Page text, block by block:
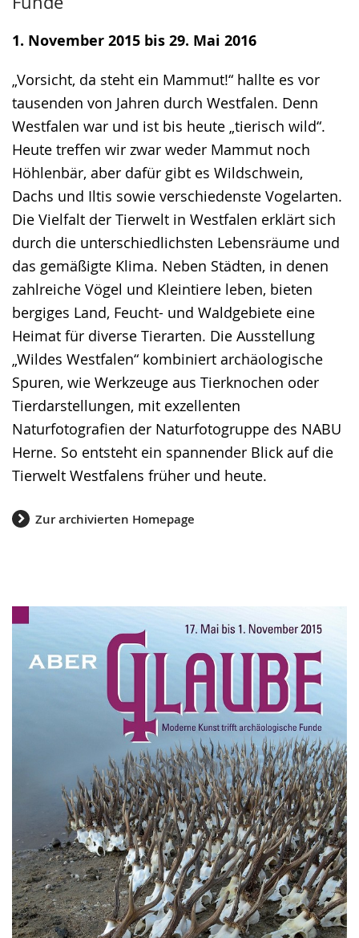
Sprache
wechseln.
Unterstützung.
in
Deutscher
wird
angezeigt.
1. November 2015 bis 29. Mai 2016
„Vorsicht, da steht ein Mammut!“ hallte es vor
tausenden von Jahren durch Westfalen. Denn
Westfalen war und ist bis heute „tierisch wild“.
Heute treffen wir zwar weder Mammut noch
Höhlenbär, aber dafür gibt es Wildschwein,
Dachs und Iltis sowie verschiedenste Vogelarten.
Die Vielfalt der Tierwelt in Westfalen erklärt sich
durch die unterschiedlichsten Lebensräume und
das gemäßigte Klima. Neben Städten, in denen
zahlreiche Vögel und Kleintiere leben, bieten
bergiges Land, Feucht- und Waldgebiete eine
Heimat für diverse Tierarten. Die Ausstellung
„Wildes Westfalen“ kombiniert archäologische
Spuren, wie Werkzeuge aus Tierknochen oder
Tierdarstellungen, mit exzellenten
Naturfotografien der Naturfotogruppe des NABU
Herne. So entsteht ein spannender Blick auf die
Tierwelt Westfalens früher und heute.
Zur archivierten Homepage